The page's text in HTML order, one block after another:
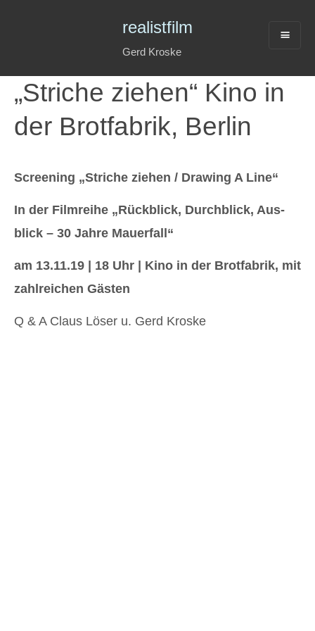
realistfilm
Gerd Kroske
„Striche ziehen“ Kino in
der Brotfabrik, Berlin
Screening „Striche ziehen / Drawing A Line“
In der Filmreihe „Rück­blick, Durch­blick, Aus­
blick – 30 Jah­re Mau­er­fall“
am 13.11.19 | 18 Uhr | Kino in der Brotfabrik, mit
zahlreichen Gästen
Q & A Claus Löser u. Gerd Kroske